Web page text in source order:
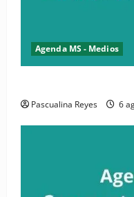
Agenda MS - Medios
Pascualina Reyes 6